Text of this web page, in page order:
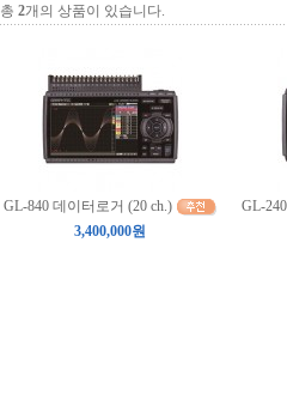
총 2개의 상품이 있습니다.
GL-840 데이터로거 (20 ch.)
3,400,000원
GL-